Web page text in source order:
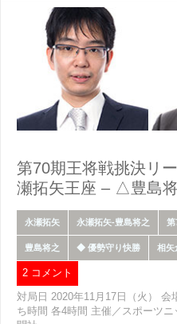
第70期王将戦挑決リ
瀬拓矢王座 – △豊島
永瀬拓矢 永瀬拓矢-豊島将之 第
豊島将之 ◆ 優勢守り快勝 相矢
2 コメント
対局日 2020年11月17日（火） 会
ち時間 各4時間 主催／スポーツ